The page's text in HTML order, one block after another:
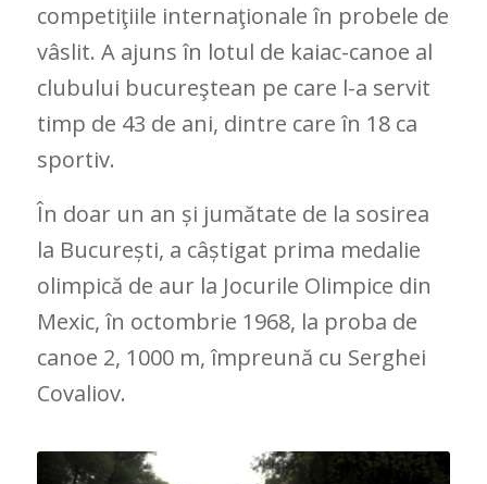
competiţiile internaţionale în probele de
vâslit. A ajuns în lotul de kaiac-canoe al
clubului bucureştean pe care l-a servit
timp de 43 de ani, dintre care în 18 ca
sportiv.
În doar un an și jumătate de la sosirea
la București, a câștigat prima medalie
olimpică de aur la Jocurile Olimpice din
Mexic, în octombrie 1968, la proba de
canoe 2, 1000 m, împreună cu Serghei
Covaliov.